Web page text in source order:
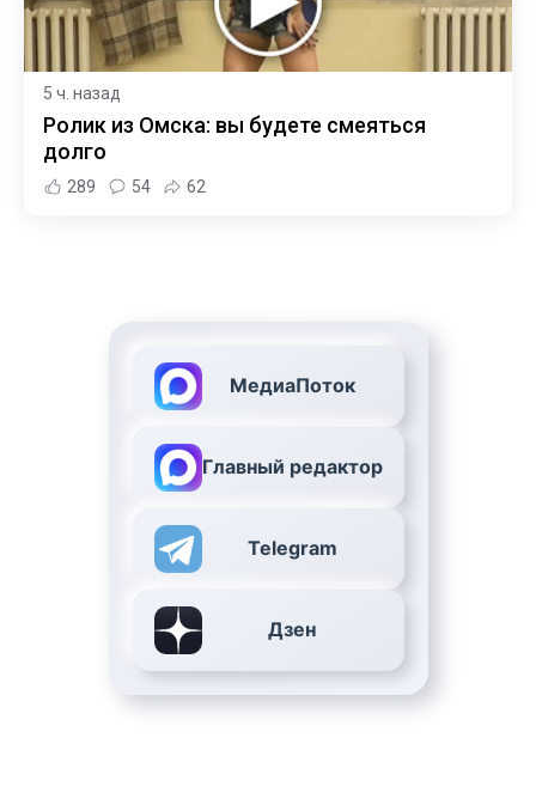
5 ч. назад
Ролик из Омска: вы будете смеяться
долго
289 54 62
МедиаПоток
Главный редактор
Telegram
Дзен